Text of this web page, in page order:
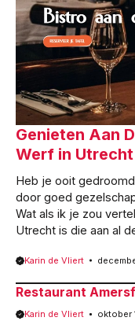
Genieten Aan
Werf in Utrecht
Heb je ooit
door goed
Wat als ik je zou
Utrecht is die aan al
Karin de Vliert
Restaurant
Karin de Vliert oktober